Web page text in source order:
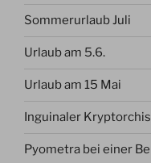
Sommerurlaub Juli
Urlaub am 5.6.
Urlaub am 15 Mai
Inguinaler
Pyometra bei einer